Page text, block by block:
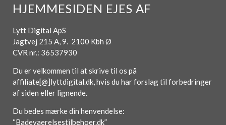
HJEMMESIDEN EJES AF
Lytt Digital ApS
Jagtvej 215 A, 9. 2100 Kbh Ø
CVR nr.: 36537930
Du er velkommen til at skrive til os på
affiliate[@]lyttdigital.dk, hvis du har forslag til forbedringer
af siden eller lignende.
Du bedes mærke din henvendelse:
“Badevaerelsestilbehoer.dk”